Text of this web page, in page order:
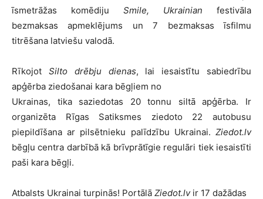
īsmetrāžas komēdiju Smile, Ukrainian festivāla
bezmaksas apmeklējums un 7 bezmaksas īsfilmu
titrēšana latviešu valodā.
Rīkojot Silto drēbju dienas, lai iesaistītu sabiedrību
apģērba ziedošanai kara bēgļiem no
Ukrainas, tika saziedotas 20 tonnu siltā apģērba. Ir
organizēta Rīgas Satiksmes ziedoto 22 autobusu
piepildīšana ar pilsētnieku palīdzību Ukrainai. Ziedot.lv
bēgļu centra darbībā kā brīvprātīgie regulāri tiek iesaistīti
paši kara bēgļi.
Atbalsts Ukrainai turpinās! Portālā Ziedot.lvir 17 dažādas